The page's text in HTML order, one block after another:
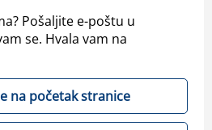
Pošaljite e-poštu u
se. Hvala vam na
na početak stranice